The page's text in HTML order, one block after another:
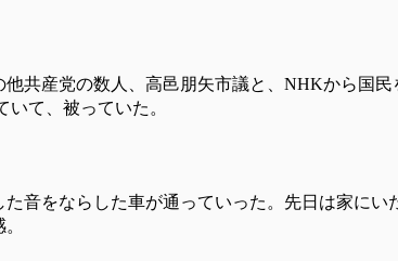
共産党の数人、高邑朋矢市議と、NHKから国
て、被っていた。
音をならした車が通っていった。先日は家に